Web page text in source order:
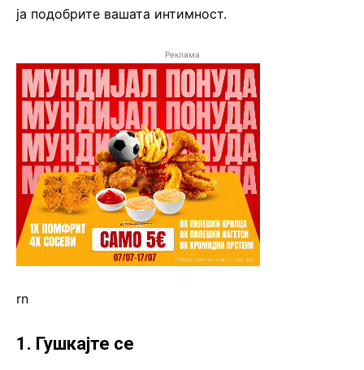
ја подобрите вашата интимност.
Реклама
rn
1. Гушкајте се